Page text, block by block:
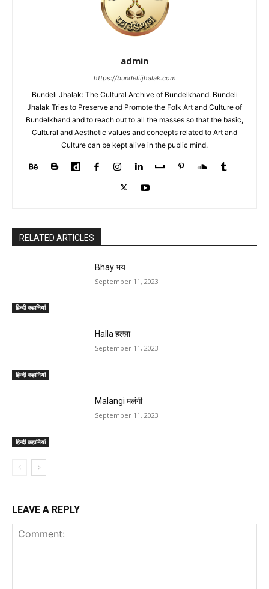
admin
https://bundeliijhalak.com
Bundeli Jhalak: The Cultural Archive of Bundelkhand. Bundeli
Jhalak Tries to Preserve and Promote the Folk Art and Culture of
Bundelkhand and to reach out to all the masses so that the basic,
Cultural and Aesthetic values and concepts related to Art and
Culture can be kept alive in the public mind.
RELATED ARTICLES
हिन्दी कहानियां
Bhay भय
September 11, 2023
हिन्दी कहानियां
Halla हल्ला
September 11, 2023
हिन्दी कहानियां
Malangi मलंगी
September 11, 2023
LEAVE A REPLY